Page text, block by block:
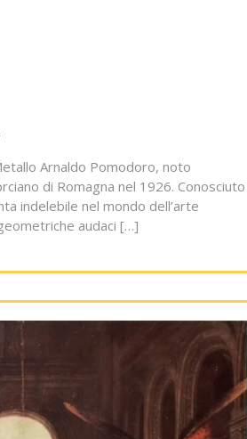
Arnaldo Pomodoro, noto
di Romagna nel 1926. Conosciuto
indelebile nel mondo dell’arte
audaci […]